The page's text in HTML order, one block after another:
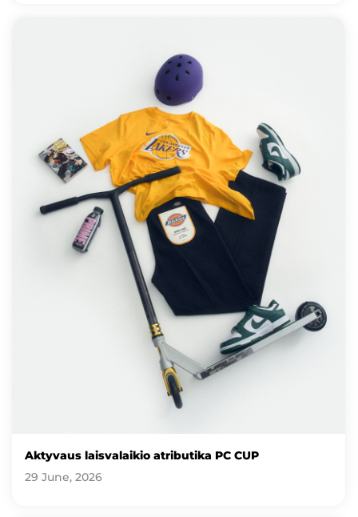
Aktyvaus laisvalaikio atributika PC CUP
29 June, 2026